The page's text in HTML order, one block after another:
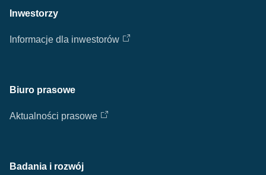
Inwestorzy
Informacje dla inwestorów
Biuro prasowe
Aktualności prasowe
Badania i rozwój